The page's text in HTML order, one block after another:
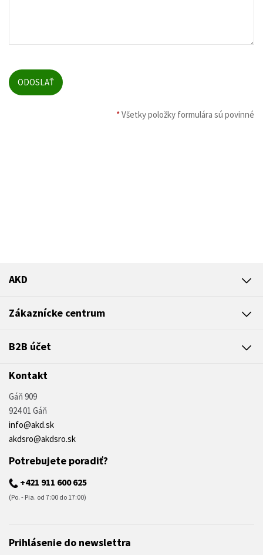
*Všetky položky formulára sú povinné
AKD
Zákaznícke centrum
B2B účet
Kontakt
Gáň 909
924 01 Gáň
info@akd.sk
akdsro@akdsro.sk
Potrebujete poradiť?
+421 911 600 625
(Po. - Pia. od 7:00 do 17:00)
Prihlásenie do newslettra